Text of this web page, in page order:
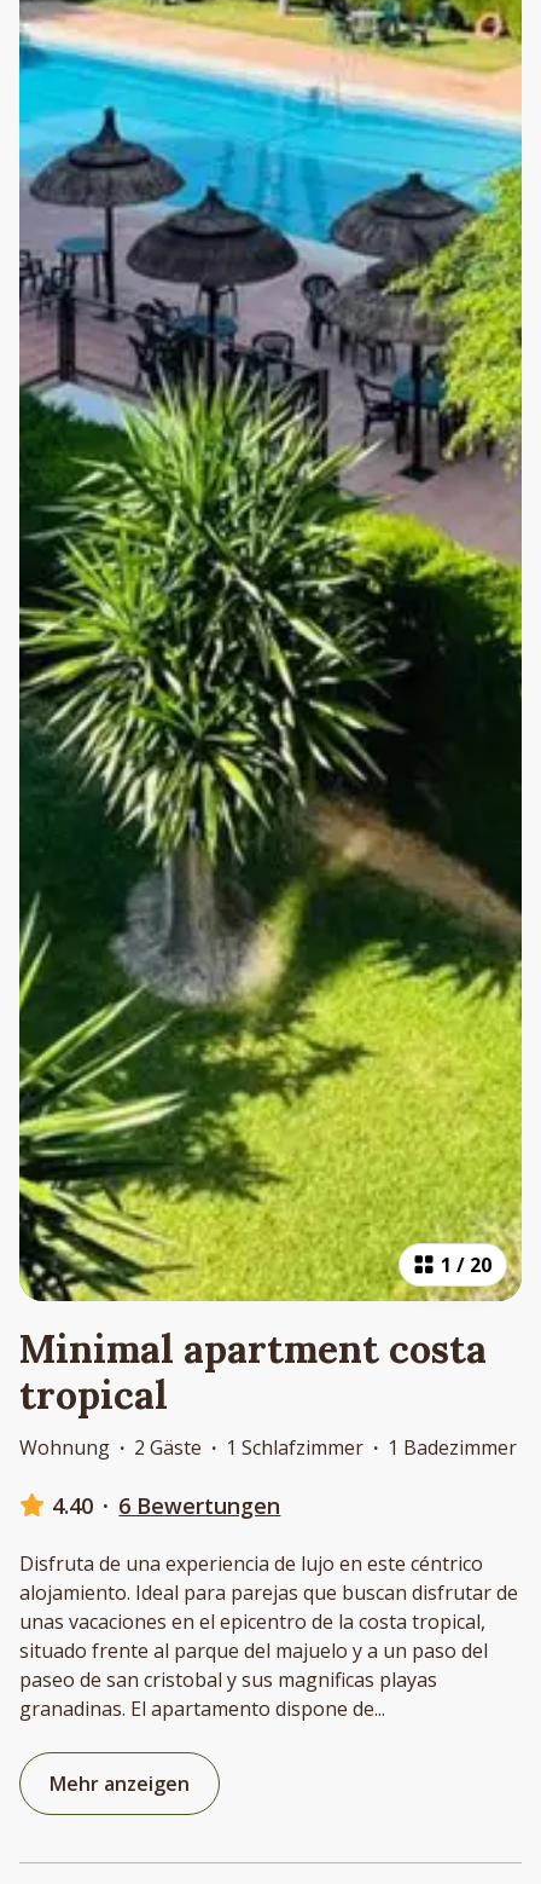
1 / 20
Minimal apartment costa
tropical
Wohnung · 2 Gäste · 1 Schlafzimmer · 1 Badezimmer
4.40 · 6 Bewertungen
Disfruta de una experiencia de lujo en este céntrico
alojamiento. Ideal para parejas que buscan disfrutar de
unas vacaciones en el epicentro de la costa tropical,
situado frente al parque del majuelo y a un paso del
paseo de san cristobal y sus magnificas playas
granadinas. El apartamento dispone de...
Mehr anzeigen